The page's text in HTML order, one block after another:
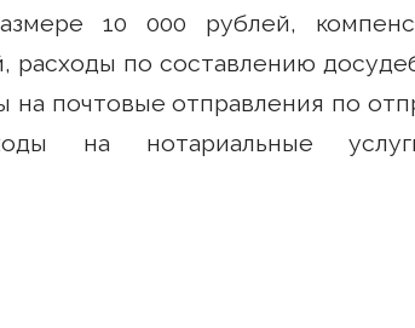
10 000 рублей,
расходы по составлению
на почтовые отправления по
на нотариальные